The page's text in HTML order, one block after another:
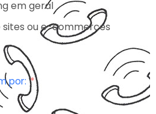
em geral
ou e-commerces
por: